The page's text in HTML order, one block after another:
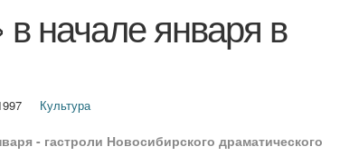
начале января в
Культура
- гастроли Новосибирского драматического